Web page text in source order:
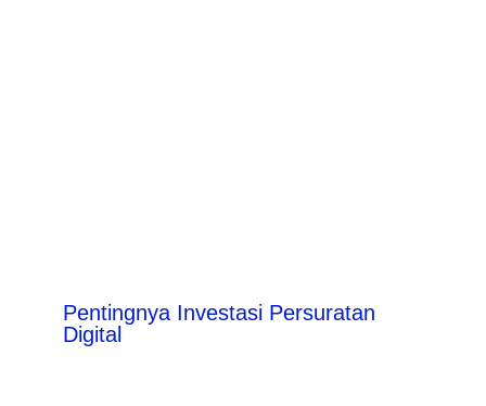
Pentingnya Investasi Persuratan
Digital